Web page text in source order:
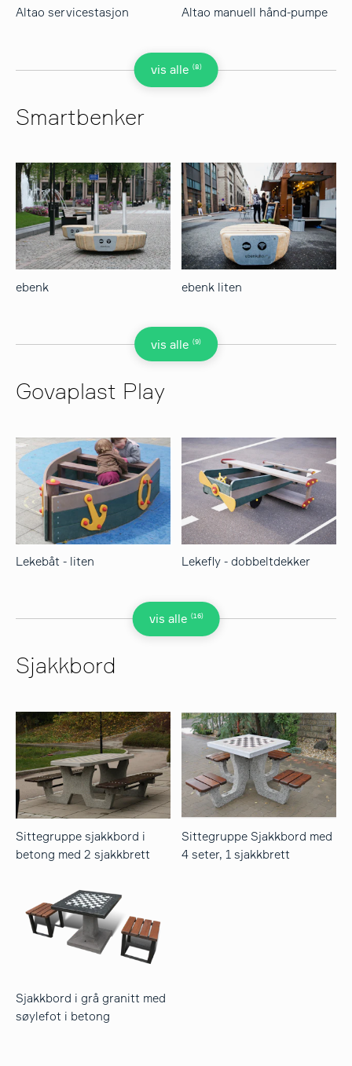
vis alle (8)
Altao servicestasjon Altao manuell hånd-pumpe
Smartbenker
vis alle (9)
ebenk ebenk liten
Govaplast Play
vis alle (16)
Lekebåt - liten Lekefly - dobbeltdekker
Sjakkbord
Sittegruppe sjakkbord i
betong med 2 sjakkbrett
Sittegruppe Sjakkbord med
4 seter, 1 sjakkbrett
Sjakkbord i grå granitt med
søylefot i betong